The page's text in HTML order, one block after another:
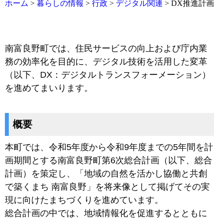
ホーム > 暮らしの情報 > 行政 > デジタル関連 > DX推進計画
南富良野町では、住民サービスの向上および庁内業
務の効率化を目的に、デジタル技術を活用した変革
（以下、DX：デジタルトランスフォーメーション）
を進めてまいります。
概要
本町では、令和5年度から令和9年度までの5年間を計
画期間とする南富良野町第6次総合計画（以下、総合
計画）を策定し、「地域の自然を活かし協働と共創
で築くまち 南富良野」を将来像として掲げてその実
現に向けたまちづくりを進めています。
総合計画の中では、地域情報化を促進するとともに